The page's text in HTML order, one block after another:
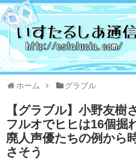
ホーム グラブル
【グラブル】小野友樹
フルオでヒヒは16個掘
廃人声優たちの例から
さそう